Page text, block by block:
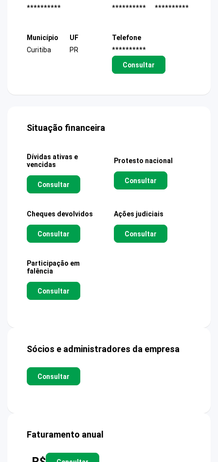
**********
**********
**********
Município
Curitiba
UF
PR
Telefone
**********
Consultar
Situação financeira
Dívidas ativas e
vencidas
Consultar
Protesto nacional
Consultar
Cheques devolvidos
Consultar
Ações judiciais
Consultar
Participação em
falência
Consultar
Sócios e administradores da empresa
Consultar
Faturamento anual